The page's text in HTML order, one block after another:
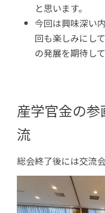
と思います。
今回は興味深い
回も楽しみにし
の発展を期待し
産学官金の
流
総会終了後には交流